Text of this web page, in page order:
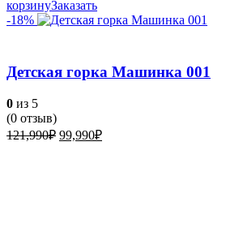
корзинуЗаказать
-18%
Детская горка Машинка 001
0 из 5
(0 отзыв)
121,990₽ Первоначальная
99,990₽Текущая